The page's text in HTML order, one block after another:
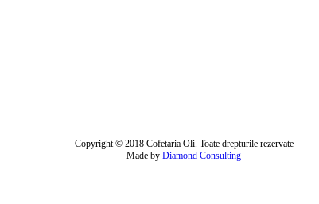
Copyright © 2018 Cofetaria Oli. Toate drepturile rezervate
Made by Diamond Consulting